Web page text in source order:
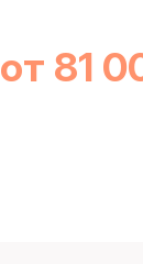
от 81